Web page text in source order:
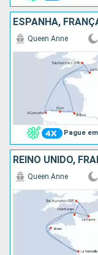
ESPANHA,
Pague
Queen Anne
REINO UNIDO,
Queen Anne